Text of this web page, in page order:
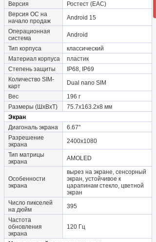
Версия
Ростест (EAC)
Версия ОС на
начало продаж
Android 15
Операционная
система
Android
Тип корпуса
классический
Материал корпуса
пластик
Степень защиты
IP68, IP69
Количество SIM-
карт
Dual nano SIM
Вес
196 г
Размеры (ШxВxТ)
75.7x163.2x8 мм
Экран
Диагональ экрана
6.67"
Разрешение
экрана
2400x1080
Тип матрицы
экрана
AMOLED
Особенности
экрана
вырез на экране, сенсорный
экран, устойчивое к
царапинам стекло, цветной
экран
Число пикселей
на дюйм
395
Частота
обновления
экрана
120 Гц